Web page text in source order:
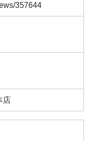
357644
店